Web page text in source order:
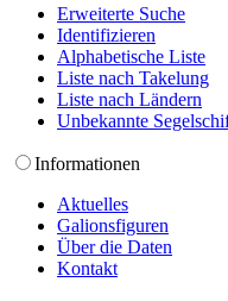
Erweiterte Suche
Identifizieren
Alphabetische Liste
Liste nach Takelung
Liste nach Ländern
Unbekannte
Informationen
Aktuelles
Galionsfiguren
Über die Daten
Kontakt